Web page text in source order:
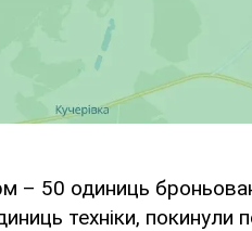
50 одиниць
техніки, покинули